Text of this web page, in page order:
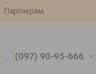
Партнерам
(097) 90-95-666